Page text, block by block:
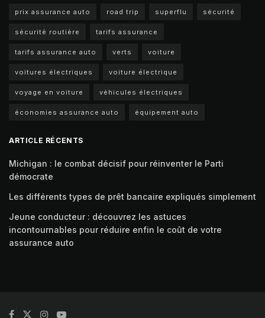
prix assurance auto road trip superflu sécurité
sécurité routière tarifs assurance
tarifs assurance auto verts voiture
voitures électriques voiture électrique
voyage en voiture véhicules électriques
économies assurance auto équipement auto
ARTICLE RÉCENTS
Michigan : le combat décisif pour réinventer le Parti
démocrate
Les différents types de prêt bancaire expliqués simplement
Jeune conducteur : découvrez les astuces
incontournables pour réduire enfin le coût de votre
assurance auto